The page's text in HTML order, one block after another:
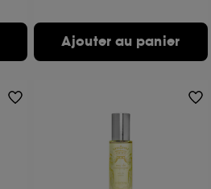
Ajouter au panier